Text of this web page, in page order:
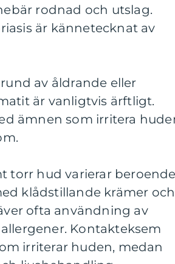
rodnad och utslag.
är kännetecknat av
av åldrande eller
är vanligtvis ärftligt.
ämnen som irritera
torr hud varierar beroende
klådstillande krämer och
ofta användning av
Kontakteksem
irriterar huden, medan